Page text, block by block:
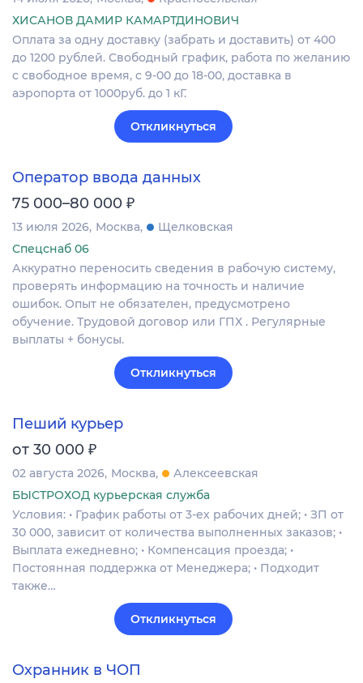
ХИСАНОВ ДАМИР КАМАРТДИНОВИЧ
Оплата за одну доставку (забрать и доставить) от 400
до 1200 рублей. Свободный график, работа по желанию
с свободное время, с 9-00 до 18-00, доставка в
аэропорта от 1000руб. до 1 кГ.
Откликнуться
Оператор ввода данных
75 000–80 000 ₽
13 июля 2026 Москва
Щелковская
Спецснаб 06
Аккуратно переносить сведения в рабочую систему,
проверять информацию на точность и наличие
ошибок. Опыт не обязателен, предусмотрено
обучение. Трудовой договор или ГПХ . Регулярные
выплаты + бонусы.
Откликнуться
Пеший курьер
от 30 000 ₽
02 августа 2026 Москва
Алексеевская
БЫСТРОХОД курьерская служба
Условия: • График работы от 3-ех рабочих дней; • ЗП от
30 000, зависит от количества выполненных заказов; •
Выплата ежедневно; • Компенсация проезда; •
Постоянная поддержка от Менеджера; • Подходит
также…
Откликнуться
Охранник в ЧОП